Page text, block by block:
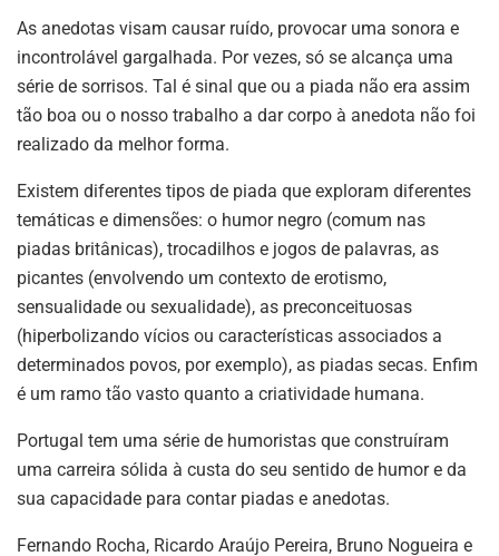
As anedotas visam causar ruído, provocar uma sonora e
incontrolável gargalhada. Por vezes, só se alcança uma
série de sorrisos. Tal é sinal que ou a piada não era assim
tão boa ou o nosso trabalho a dar corpo à anedota não foi
realizado da melhor forma.
Existem diferentes tipos de piada que exploram diferentes
temáticas e dimensões: o humor negro (comum nas
piadas britânicas), trocadilhos e jogos de palavras, as
picantes (envolvendo um contexto de erotismo,
sensualidade ou sexualidade), as preconceituosas
(hiperbolizando vícios ou características associados a
determinados povos, por exemplo), as piadas secas. Enfim
é um ramo tão vasto quanto a criatividade humana.
Portugal tem uma série de humoristas que construíram
uma carreira sólida à custa do seu sentido de humor e da
sua capacidade para contar piadas e anedotas.
Fernando Rocha, Ricardo Araújo Pereira, Bruno Nogueira e